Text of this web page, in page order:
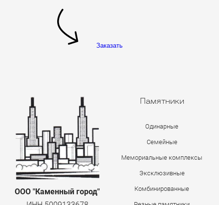
Заказать
ООО "Каменный город"
Памятники
Одинарные
Семейные
Мемориальные комплексы
Эксклюзивные
Комбинированные